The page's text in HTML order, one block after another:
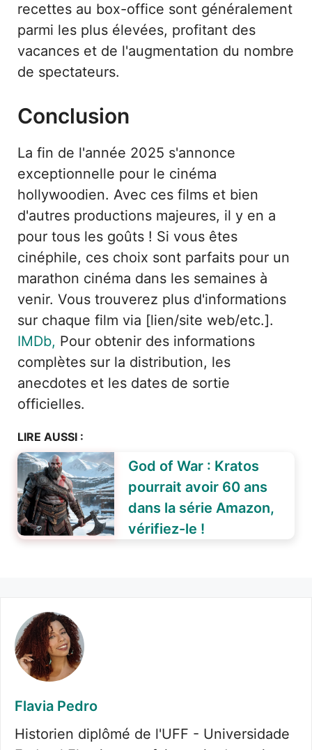
recettes au box-office sont généralement
parmi les plus élevées, profitant des
vacances et de l'augmentation du nombre
de spectateurs.
Conclusion
La fin de l'année 2025 s'annonce
exceptionnelle pour le cinéma
hollywoodien. Avec ces films et bien
d'autres productions majeures, il y en a
pour tous les goûts ! Si vous êtes
cinéphile, ces choix sont parfaits pour un
marathon cinéma dans les semaines à
venir. Vous trouverez plus d'informations
sur chaque film via [lien/site web/etc.].
IMDb, Pour obtenir des informations
complètes sur la distribution, les
anecdotes et les dates de sortie
officielles.
LIRE AUSSI :
God of War : Kratos
pourrait avoir 60 ans
dans la série Amazon,
vérifiez-le !
Flavia Pedro
Historien diplômé de l'UFF - Universidade